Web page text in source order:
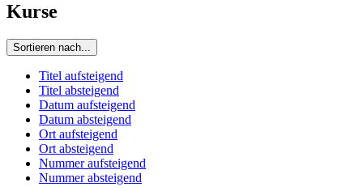
Kurse
Sortieren nach...
Titel aufsteigend
Titel absteigend
Datum aufsteigend
Datum absteigend
Ort aufsteigend
Ort absteigend
Nummer aufsteigend
Nummer absteigend